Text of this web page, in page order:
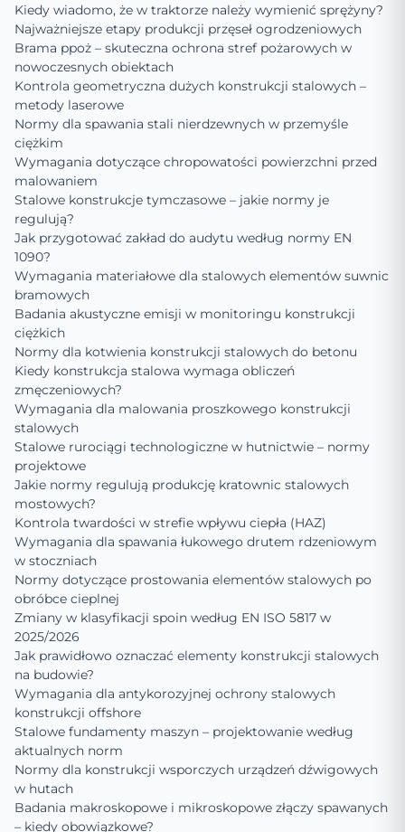
Kiedy wiadomo, że w traktorze należy wymienić sprężyny?
Najważniejsze etapy produkcji przęseł ogrodzeniowych
Brama ppoż – skuteczna ochrona stref pożarowych w
nowoczesnych obiektach
Kontrola geometryczna dużych konstrukcji stalowych –
metody laserowe
Normy dla spawania stali nierdzewnych w przemyśle
ciężkim
Wymagania dotyczące chropowatości powierzchni przed
malowaniem
Stalowe konstrukcje tymczasowe – jakie normy je
regulują?
Jak przygotować zakład do audytu według normy EN
1090?
Wymagania materiałowe dla stalowych elementów suwnic
bramowych
Badania akustyczne emisji w monitoringu konstrukcji
ciężkich
Normy dla kotwienia konstrukcji stalowych do betonu
Kiedy konstrukcja stalowa wymaga obliczeń
zmęczeniowych?
Wymagania dla malowania proszkowego konstrukcji
stalowych
Stalowe rurociągi technologiczne w hutnictwie – normy
projektowe
Jakie normy regulują produkcję kratownic stalowych
mostowych?
Kontrola twardości w strefie wpływu ciepła (HAZ)
Wymagania dla spawania łukowego drutem rdzeniowym
w stoczniach
Normy dotyczące prostowania elementów stalowych po
obróbce cieplnej
Zmiany w klasyfikacji spoin według EN ISO 5817 w
2025/2026
Jak prawidłowo oznaczać elementy konstrukcji stalowych
na budowie?
Wymagania dla antykorozyjnej ochrony stalowych
konstrukcji offshore
Stalowe fundamenty maszyn – projektowanie według
aktualnych norm
Normy dla konstrukcji wsporczych urządzeń dźwigowych
w hutach
Badania makroskopowe i mikroskopowe złączy spawanych
– kiedy obowiązkowe?